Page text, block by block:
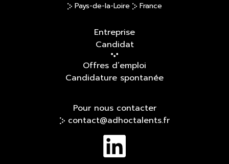
Pays-de-la-Loire
France
Entreprise
Candidat
Offres d’emploi
Candidature spontanée
Pour nous contacter
contact@adhoctalents.fr